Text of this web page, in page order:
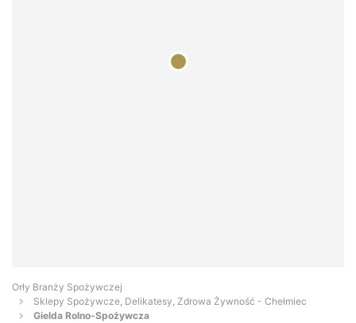
Orły Branży Spożywczej
Sklepy Spożywcze, Delikatesy, Zdrowa Żywność - Chełmiec
Gielda Rolno-Spożywcza